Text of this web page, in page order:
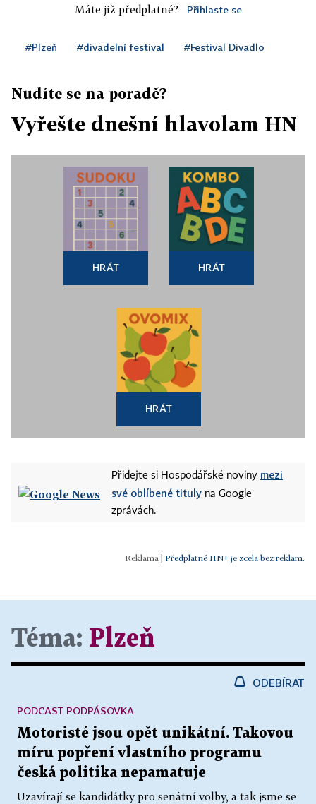
Máte již předplatné? Přihlaste se
#Plzeň #divadelní festival #Festival Divadlo
Nudíte se na poradě?
Vyřešte dnešní hlavolam HN
HRÁT HRÁT
HRÁT
Přidejte si Hospodářské noviny mezi
své oblíbené tituly na Google
zprávách.
Předplatné HN+ je zcela bez reklam.
Téma: Plzeň
ODEBÍRAT
Motoristé jsou opět unikátní. Takovou
míru popření vlastního programu
česká politika nepamatuje
Uzavírají se kandidátky pro senátní volby, a tak jsme se
PODCAST PODPÁSOVKA